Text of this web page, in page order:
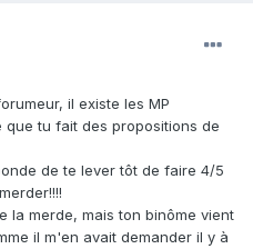
il existe les MP
tu fait des propositions de
de te lever tôt de faire 4/5
la merde, mais ton binôme vient
il m'en avait demander il y à